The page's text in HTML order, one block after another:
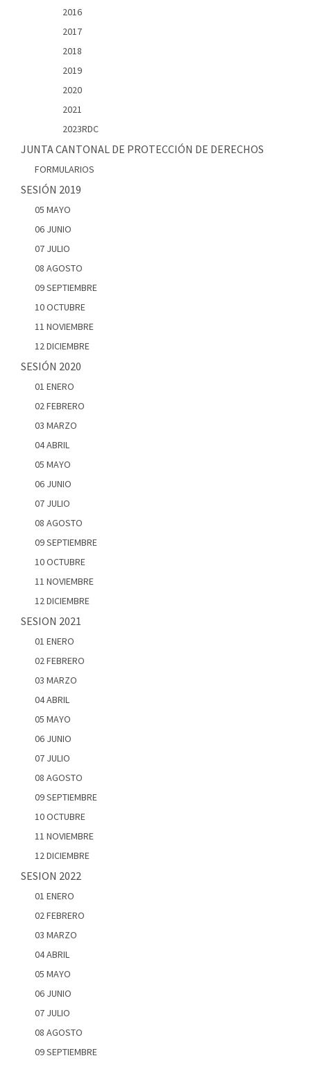
2016
2017
2018
2019
2020
2021
2023RDC
JUNTA CANTONAL DE PROTECCIÓN DE DERECHOS
FORMULARIOS
SESIÓN 2019
05 MAYO
06 JUNIO
07 JULIO
08 AGOSTO
09 SEPTIEMBRE
10 OCTUBRE
11 NOVIEMBRE
12 DICIEMBRE
SESIÓN 2020
01 ENERO
02 FEBRERO
03 MARZO
04 ABRIL
05 MAYO
06 JUNIO
07 JULIO
08 AGOSTO
09 SEPTIEMBRE
10 OCTUBRE
11 NOVIEMBRE
12 DICIEMBRE
SESION 2021
01 ENERO
02 FEBRERO
03 MARZO
04 ABRIL
05 MAYO
06 JUNIO
07 JULIO
08 AGOSTO
09 SEPTIEMBRE
10 OCTUBRE
11 NOVIEMBRE
12 DICIEMBRE
SESION 2022
01 ENERO
02 FEBRERO
03 MARZO
04 ABRIL
05 MAYO
06 JUNIO
07 JULIO
08 AGOSTO
09 SEPTIEMBRE